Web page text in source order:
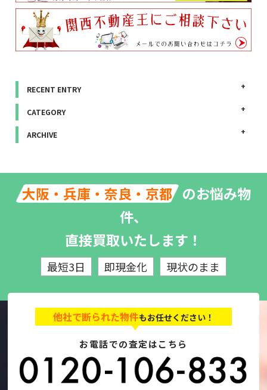
RECENT ENTRY
CATEGORY
ARCHIVE
大阪・兵庫・奈良・京都 のお悩み物
件、
直接買取いたします！
最短3日 即現金化 現状のまま
他社で断られた物件もお任せください！
お電話での査定はこちら